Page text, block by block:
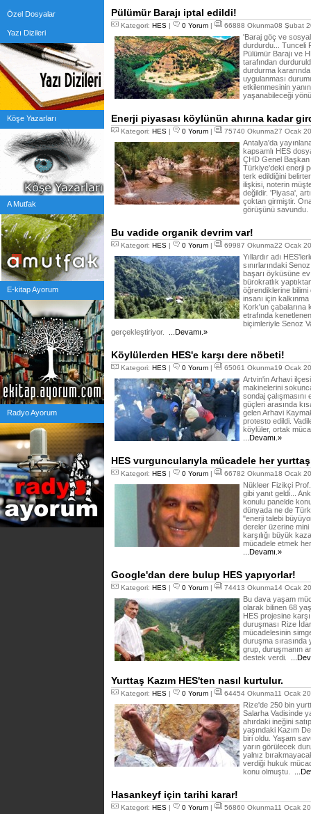
Özel Dosyalar
Yazı Dizileri
Köşe Yazarları
A Mutfak
E-kitap Ayorum
Radyo Ayorum
Pülümür Barajı iptal edildi!
Kategori: HES | 0 Yorum | 66888 Okunma08 Şubat
'Baraj göç ve
durdurdu... Tunceli
Pülümür Barajı ve
tarafından
durdurma
uygulanması
etkilenmesinin
yaşanabileceği
Enerji piyasası köylünün ahırına kadar
Kategori: HES | 0 Yorum | 75740 Okunma27 Ocak
Antalya'da
kapsamlı HES
ÇHD Genel Başkan
Türkiye'deki enerji
terk edildiğini
ilişkisi, noterin
değildir. 'Piyasa',
çoktan girmiştir.
görüşünü savundu.
Bu vadide organik devrim var!
Kategori: HES | 0 Yorum | 69987 Okunma22 Ocak
Yıllardır adı
sınırlarındaki
başarı öyküsüne
bürokratlık
öğrendiklerine
insanı için
Kork'un çabalarına
etrafında
biçimleriyle Senoz
gerçekleştiriyor.
...Devamı.»
Köylülerden HES'e karşı dere nöbeti!
Kategori: HES | 0 Yorum | 65061 Okunma19 Ocak
Artvin'in Arhavi
makinelerini
sondaj
güçleri arasında
gelen Arhavi
protesto edildi.
köylüler, ortak
...Devamı.»
HES vurguncularıyla mücadele her
Kategori: HES | 0 Yorum | 66782 Okunma18 Ocak
Nükleer Fizikçi
gibi yanıt geldi...
konulu panelde
dünyada ne de
"enerji talebi
dereler üzerine mini
karşılığı büyük
mücadele etmek
...Devamı.»
Google'dan dere bulup HES yapıyorlar!
Kategori: HES | 0 Yorum | 74413 Okunma14 Ocak
Bu dava yaşam
olarak bilinen 68
HES projesine
duruşması Rize
mücadelesinin
duruşma sırasında
grup, duruşmanın
destek verdi.
Yurttaş Kazım HES'ten nasıl kurtulur.
Kategori: HES | 0 Yorum | 64454 Okunma11 Ocak
Rize'de 250 bin
Salarha Vadisinde
ahırdaki ineğini
yaşındaki Kazım
biri oldu. Yaşam
yarın görülecek
yalnız
verdiği hukuk
konu olmuştu.
Hasankeyf için tarihi karar!
Kategori: HES | 0 Yorum | 56860 Okunma11 Ocak